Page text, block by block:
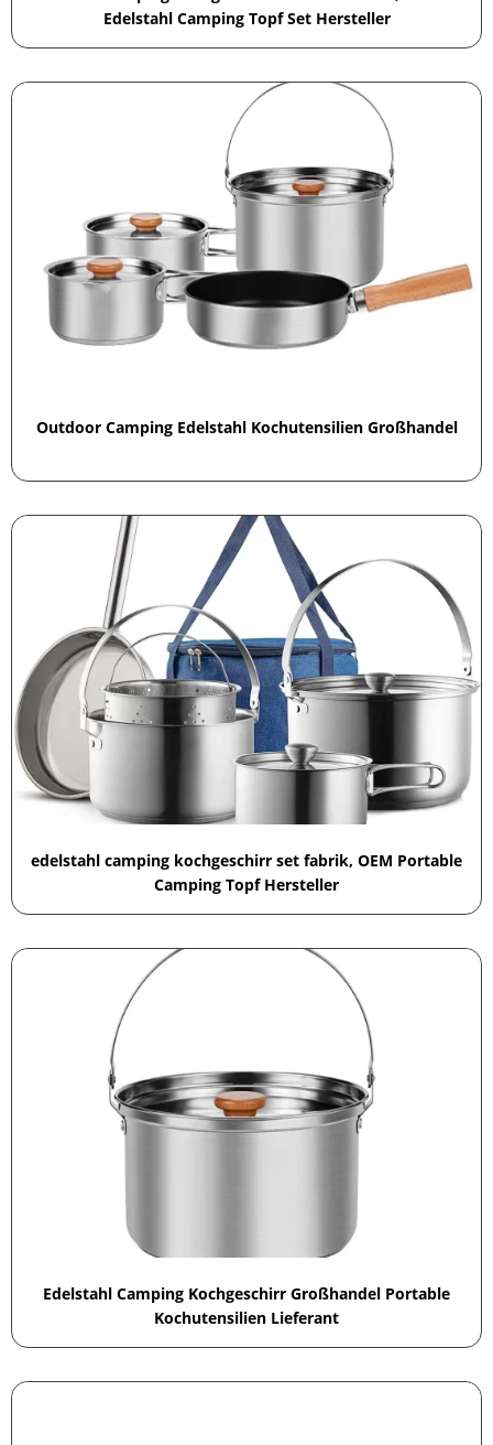
Edelstahl Camping Topf Set Hersteller
Outdoor Camping Edelstahl Kochutensilien Großhandel
edelstahl camping kochgeschirr set fabrik, OEM Portable
Camping Topf Hersteller
Edelstahl Camping Kochgeschirr Großhandel Portable
Kochutensilien Lieferant